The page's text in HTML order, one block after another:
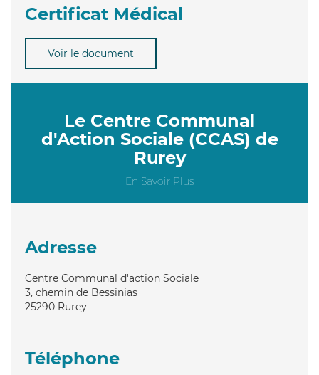
Certificat Médical
Voir le document
Le Centre Communal
d'Action Sociale (CCAS) de
Rurey
En Savoir Plus
Adresse
Centre Communal d'action Sociale
3, chemin de Bessinias
25290 Rurey
Téléphone